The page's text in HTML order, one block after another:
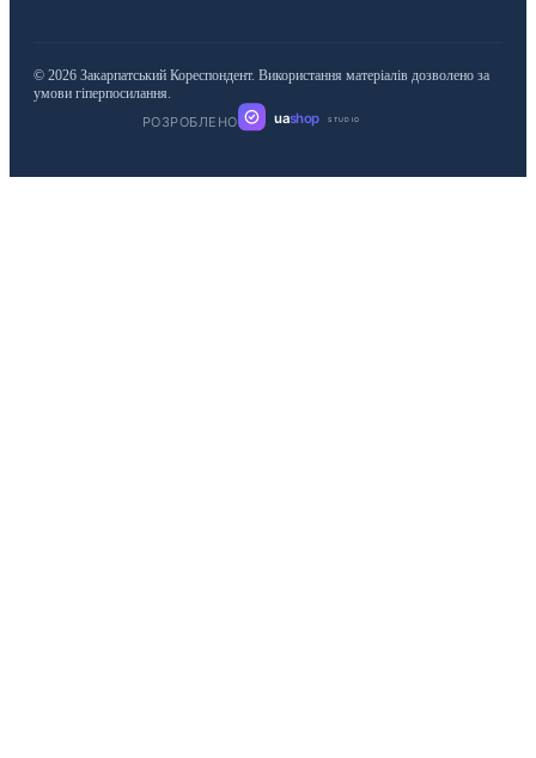
© 2026 Закарпатський Кореспондент. Використання матеріалів дозволено за
умови гіперпосилання.
РОЗРОБЛЕНО
uashop STUDIO